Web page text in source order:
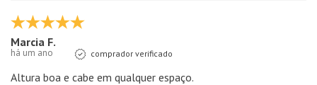
Marcia F.
há um ano comprador verificado
Altura boa e cabe em qualquer espaço.